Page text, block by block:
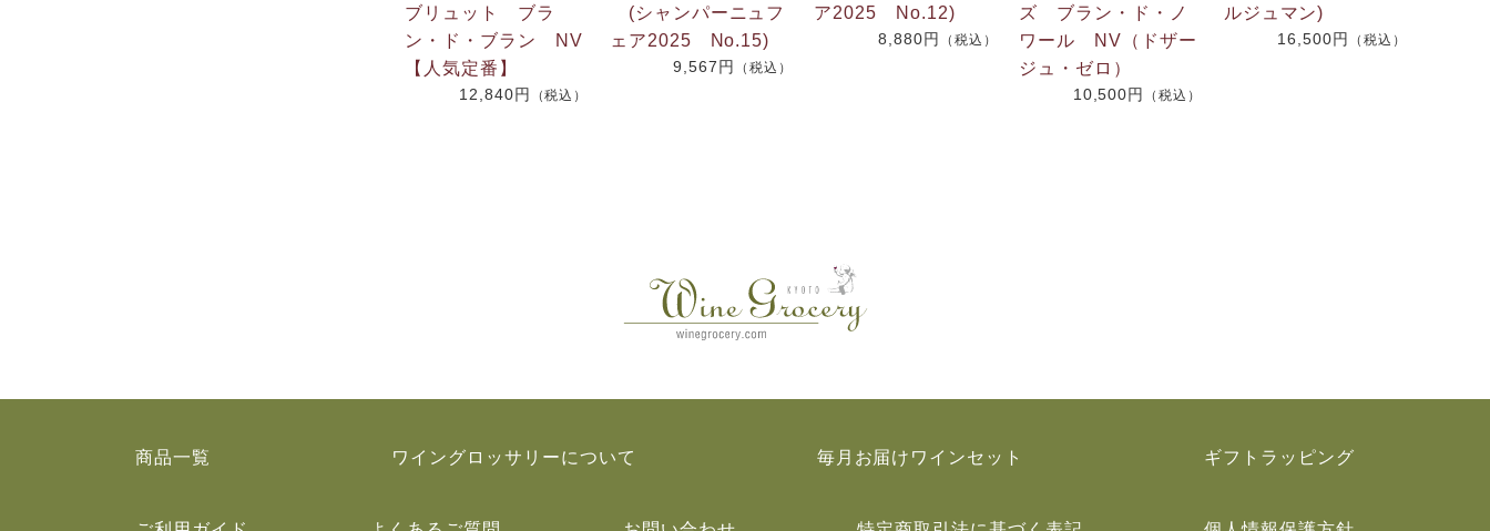
ブリュット ブラ
ン・ド・ブラン NV
【人気定番】
12,840円 （税込）
(シャンパーニュフ
ェア2025 No.15)
9,567円 （税込）
ア2025 No.12)
8,880円 （税込）
ズ ブラン・ド・ノ
ワール NV（ドザー
ジュ・ゼロ）
10,500円 （税込）
ルジュマン)
16,500円 （税込）
商品一覧 ワイングロッサリーについて 毎月お届けワインセット ギフトラッピング